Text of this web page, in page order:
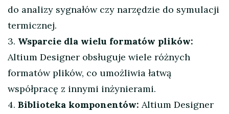
do analizy sygnałów czy narzędzie do symulacji
termicznej.
3. Wsparcie dla wielu formatów plików:
Altium Designer obsługuje wiele różnych
formatów plików, co umożliwia łatwą
współpracę z innymi inżynierami.
4. Biblioteka komponentów: Altium Designer